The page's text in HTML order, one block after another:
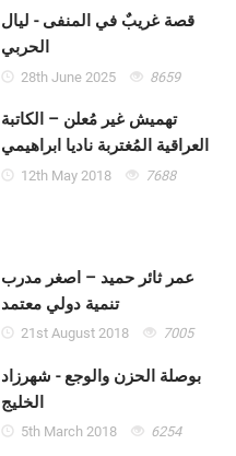
قصة غريبٌ في المنفى - ليال
الحربي
28th June 2025 8659
تهميش غير مُعلن – الكاتبة
العراقية المُغتربة ناديا ابراهيمي
12th May 2018 7688
عمر ثائر حميد – اصغر مدرب
تنمية دولي معتمد
21st August 2018 7005
بوصلة الحزن والوجع - شهرزاد
الخليج
5th March 2018 6254